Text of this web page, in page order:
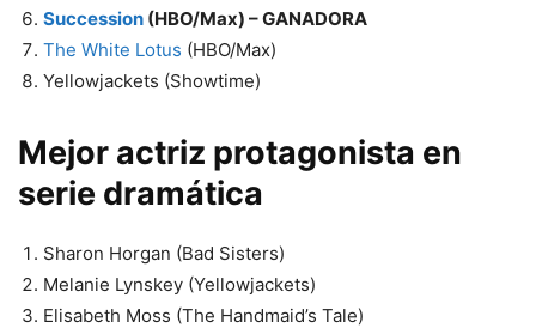
Succession (HBO/Max) – GANADORA
The White Lotus (HBO/Max)
Yellowjackets (Showtime)
Mejor actriz protagonista en
serie dramática
Sharon Horgan (Bad Sisters)
Melanie Lynskey (Yellowjackets)
Elisabeth Moss (The Handmaid’s Tale)